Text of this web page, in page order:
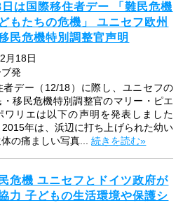
は国際移住者デー 「難民危機
もたちの危機」 ユニセフ欧州
民危機特別調整官声明
月18日
発
者デー（12/18）に際し、ユニセフの
・移民危機特別調整官のマリー・ピエ
ワリエは以下の声明を発表しました
2015年は、浜辺に打ち上げられた幼い
体の痛ましい写真...続きを読む»
危機 ユニセフとドイツ政府が
力 子どもの生活環境や保護シ